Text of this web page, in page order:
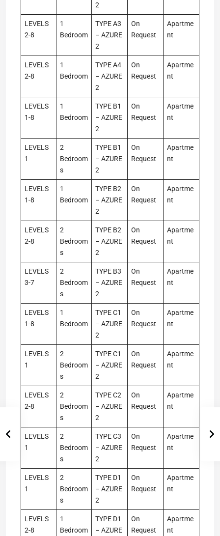
2
LEVELS
2-8
1
Bedroom
TYPE A3
– AZURE
2
On
Request
Apartme
nt
LEVELS
2-8
1
Bedroom
TYPE A4
– AZURE
2
On
Request
Apartme
nt
LEVELS
1-8
1
Bedroom
TYPE B1
– AZURE
2
On
Request
Apartme
nt
LEVELS
1
2
Bedroom
s
TYPE B1
– AZURE
2
On
Request
Apartme
nt
LEVELS
1-8
1
Bedroom
TYPE B2
– AZURE
2
On
Request
Apartme
nt
LEVELS
2-8
2
Bedroom
s
TYPE B2
– AZURE
2
On
Request
Apartme
nt
LEVELS
3-7
2
Bedroom
s
TYPE B3
– AZURE
2
On
Request
Apartme
nt
LEVELS
1-8
1
Bedroom
TYPE C1
– AZURE
2
On
Request
Apartme
nt
LEVELS
1
2
Bedroom
s
TYPE C1
– AZURE
2
On
Request
Apartme
nt
LEVELS
2-8
2
Bedroom
s
TYPE C2
– AZURE
2
On
Request
Apartme
nt
LEVELS
1
2
Bedroom
s
TYPE C3
– AZURE
2
On
Request
Apartme
nt
LEVELS
1
2
Bedroom
s
TYPE D1
– AZURE
2
On
Request
Apartme
nt
LEVELS
2-8
1
Bedroom
TYPE D1
– AZURE
On
Request
Apartme
nt